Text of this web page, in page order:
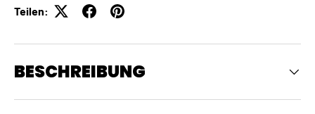
Teilen:
BESCHREIBUNG